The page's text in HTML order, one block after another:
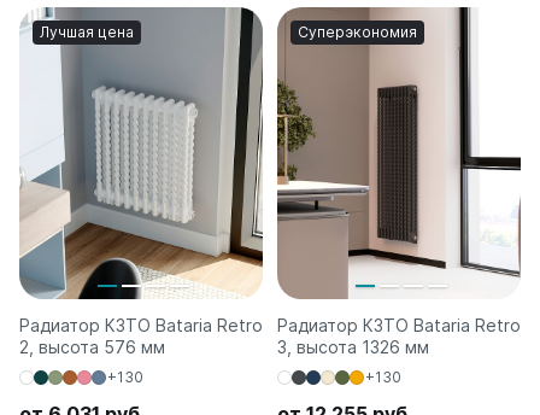
Лучшая цена
Радиатор КЗТО Bataria Retro
2, высота 576 мм
+130
Суперэкономия
Радиатор КЗТО Bataria Retro
3, высота 1326 мм
+130